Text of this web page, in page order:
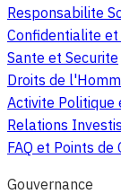
Responsabilite
Confidentialite et
Sante et Securite
Droits de
Activite Politique
Relations
FAQ et Points de
Gouvernance